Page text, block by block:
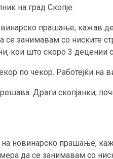
на град Скопје:
прашање,
занимавам со ниските
кои што скоро 3
по чекор. Работејќи на
Драги скопјанки,
на новинарско прашање,
да се занимавам со